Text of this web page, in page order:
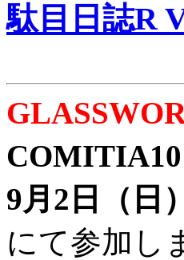
駄目日誌R
9月2日（日
にて参加し